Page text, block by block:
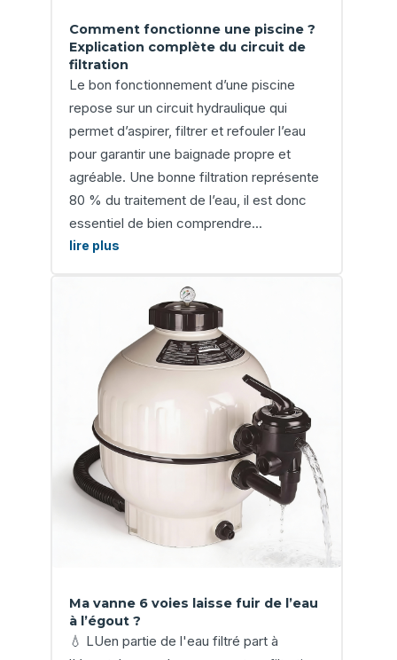
Comment fonctionne une piscine ?
Explication complète du circuit de
filtration
Le bon fonctionnement d’une piscine
repose sur un circuit hydraulique qui
permet d’aspirer, filtrer et refouler l’eau
pour garantir une baignade propre et
agréable. Une bonne filtration représente
80 % du traitement de l’eau, il est donc
essentiel de bien comprendre...
lire plus
Ma vanne 6 voies laisse fuir de l’eau
à l’égout ?
💧 LUen partie de l'eau filtré part à